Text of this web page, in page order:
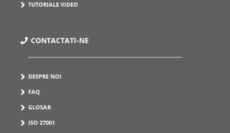
TUTORIALE VIDEO
CONTACTATI-NE
DESPRE NOI
FAQ
GLOSAR
ISO 27001